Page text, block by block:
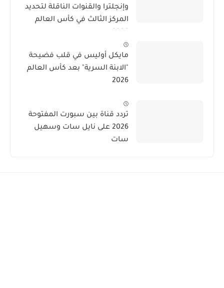
وإنجلترا والقنوات الناقلة لتحديد
المركز الثالث في كأس العالم
مايكل أوليس في قلب فضيحة
"الابنة السرية" بعد كأس العالم
2026
تردد قناة بين سبورت المفتوحة
2026 على نايل سات وسهيل
سات